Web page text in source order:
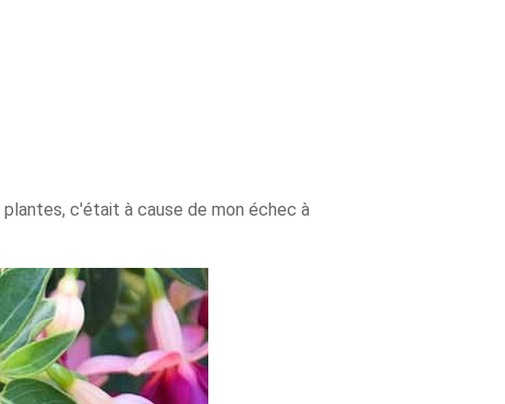
c'était à cause de mon échec à